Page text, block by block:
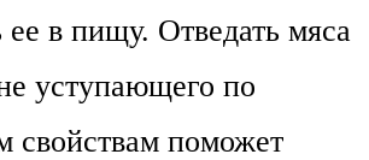
ее в пищу. Отведать мяса
уступающего по
свойствам поможет